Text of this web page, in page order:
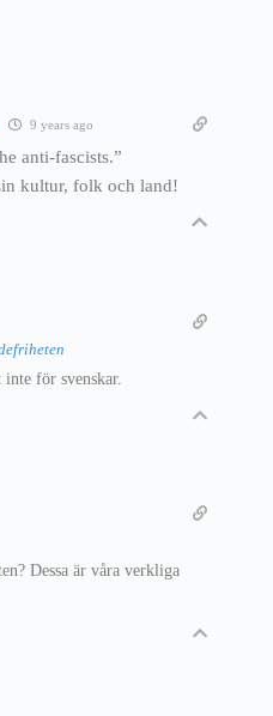
9 years ago
anti-fascists.”
kultur, folk och land!
för svenskar.
Dessa är våra verkliga